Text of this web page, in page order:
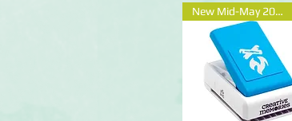
New Mid-May 2020